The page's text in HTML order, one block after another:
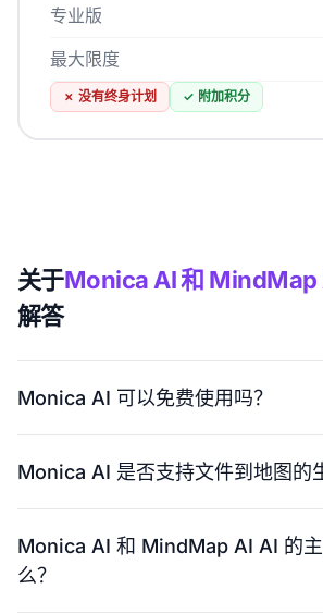
专业版
最大限度
✗ 没有终身计划 ✓ 附加积分
关于Monica AI 和 MindMap
解答
Monica AI 可以免费使用吗？
询。高级模型和大多数 AI 功能需要付
AI 提供免费方案，包含无限量的思维
每日查询次数限制。
Monica AI 是否支持文件到地图的
DOCX、XLSX、CSV、图像、音频、
JSON、XML、YAML 和 HTML。
的文件输入，并在创建地图后提供诸如
Monica AI 和 MindMap AI AI 的
么？